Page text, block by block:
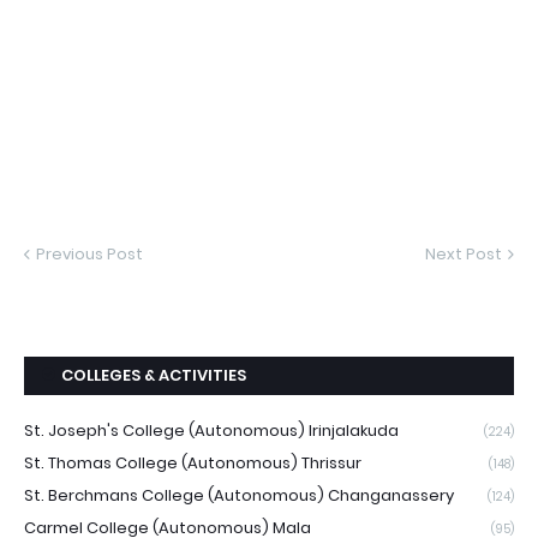
Previous Post Next Post
COLLEGES & ACTIVITIES
St. Joseph's College (Autonomous) Irinjalakuda (224)
St. Thomas College (Autonomous) Thrissur (148)
St. Berchmans College (Autonomous) Changanassery (124)
Carmel College (Autonomous) Mala (95)